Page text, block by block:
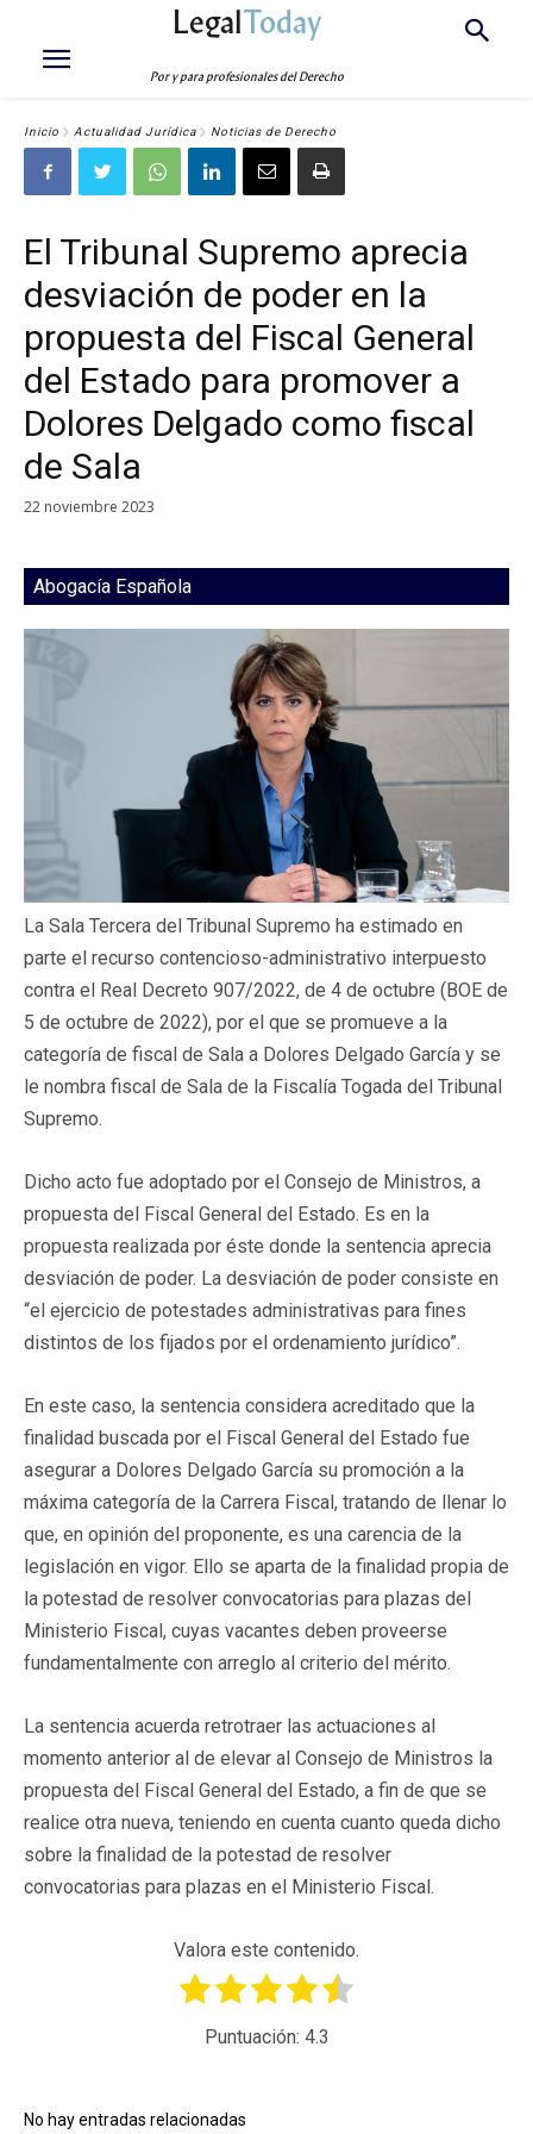
LegalToday
Por y para profesionales del Derecho
Inicio Actualidad Jurídica Noticias de Derecho
El Tribunal Supremo aprecia
desviación de poder en la
propuesta del Fiscal General
del Estado para promover a
Dolores Delgado como fiscal
de Sala
22 noviembre 2023
Abogacía Española
La Sala Tercera del Tribunal Supremo ha estimado en
parte el recurso contencioso-administrativo interpuesto
contra el Real Decreto 907/2022, de 4 de octubre (BOE de
5 de octubre de 2022), por el que se promueve a la
categoría de fiscal de Sala a Dolores Delgado García y se
le nombra fiscal de Sala de la Fiscalía Togada del Tribunal
Supremo.
Dicho acto fue adoptado por el Consejo de Ministros, a
propuesta del Fiscal General del Estado. Es en la
propuesta realizada por éste donde la sentencia aprecia
desviación de poder. La desviación de poder consiste en
“el ejercicio de potestades administrativas para fines
distintos de los fijados por el ordenamiento jurídico”.
En este caso, la sentencia considera acreditado que la
finalidad buscada por el Fiscal General del Estado fue
asegurar a Dolores Delgado García su promoción a la
máxima categoría de la Carrera Fiscal, tratando de llenar lo
que, en opinión del proponente, es una carencia de la
legislación en vigor. Ello se aparta de la finalidad propia de
la potestad de resolver convocatorias para plazas del
Ministerio Fiscal, cuyas vacantes deben proveerse
fundamentalmente con arreglo al criterio del mérito.
La sentencia acuerda retrotraer las actuaciones al
momento anterior al de elevar al Consejo de Ministros la
propuesta del Fiscal General del Estado, a fin de que se
realice otra nueva, teniendo en cuenta cuanto queda dicho
sobre la finalidad de la potestad de resolver
convocatorias para plazas en el Ministerio Fiscal.
Valora este contenido.
Puntuación: 4.3
No hay entradas relacionadas